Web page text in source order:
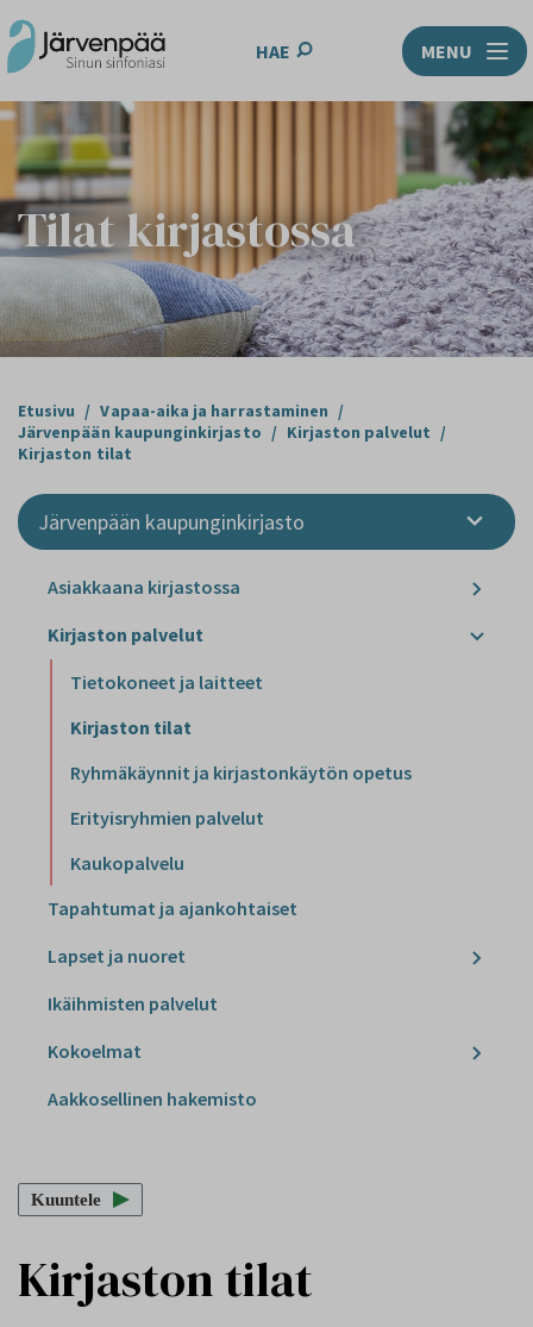
HAE MENU
Tilat kirjastossa
Etusivu / Vapaa-aika ja harrastaminen /
Järvenpään kaupunginkirjasto / Kirjaston palvelut /
Kirjaston tilat
Järvenpään kaupunginkirjasto
Asiakkaana kirjastossa
Kirjaston palvelut
Tietokoneet ja laitteet
Kirjaston tilat
Ryhmäkäynnit ja kirjastonkäytön opetus
Erityisryhmien palvelut
Kaukopalvelu
Tapahtumat ja ajankohtaiset
Lapset ja nuoret
Ikäihmisten palvelut
Kokoelmat
Aakkosellinen hakemisto
Kuuntele
Kirjaston tilat